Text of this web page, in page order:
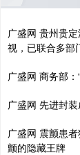
广盛网 贵州贵
视，已联合多部
广盛网 商务部
广盛网 先进封
广盛网 震颤患
颤的隐藏王牌